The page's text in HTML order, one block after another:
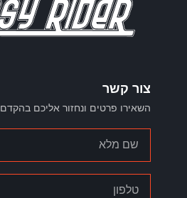
צור קשר
השאירו פרטים ונחזור אליכם בהקדם